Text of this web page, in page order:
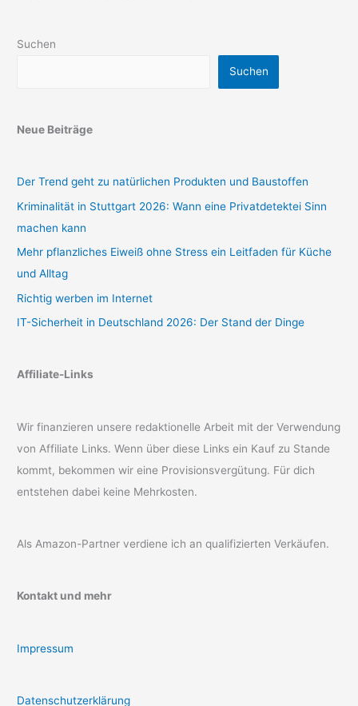
Suchen
Suchen
Neue Beiträge
Der Trend geht zu natürlichen Produkten und Baustoffen
Kriminalität in Stuttgart 2026: Wann eine Privatdetektei Sinn
machen kann
Mehr pflanzliches Eiweiß ohne Stress ein Leitfaden für Küche
und Alltag
Richtig werben im Internet
IT-Sicherheit in Deutschland 2026: Der Stand der Dinge
Affiliate-Links
Wir finanzieren unsere redaktionelle Arbeit mit der Verwendung
von Affiliate Links. Wenn über diese Links ein Kauf zu Stande
kommt, bekommen wir eine Provisionsvergütung. Für dich
entstehen dabei keine Mehrkosten.
Als Amazon-Partner verdiene ich an qualifizierten Verkäufen.
Kontakt und mehr
Impressum
Datenschutzerklärung